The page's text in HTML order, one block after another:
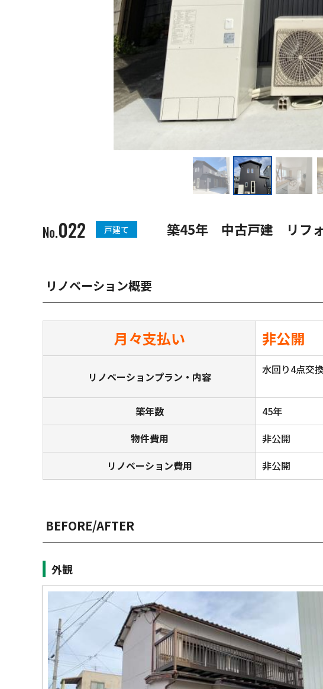
No.022 戸建て 築45年 中古戸建 リフ
リノベーション概要
月々支払い 非公開
リノベーションプラン・内容
水回り4点交
築年数
45年
物件費用
非公開
リノベーション費用
非公開
BEFORE/AFTER
外観